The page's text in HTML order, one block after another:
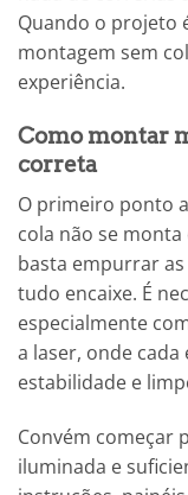
Quando o projeto
montagem sem
experiência.
Como montar
correta
O primeiro ponto
cola não se
basta empurrar
tudo encaixe. É
especialmente
a laser, onde
estabilidade e
Convém começar
iluminada e